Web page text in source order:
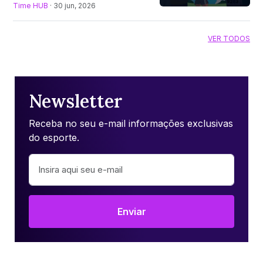
Time HUB · 30 jun, 2026
VER TODOS
Newsletter
Receba no seu e-mail informações exclusivas
do esporte.
Enviar